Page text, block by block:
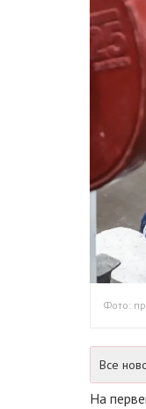
Фото:
Все
На